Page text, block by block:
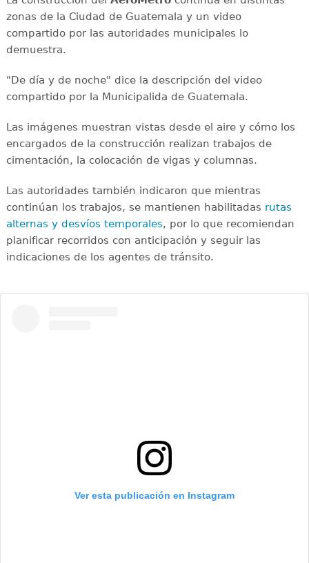
zonas de la Ciudad de Guatemala y un video
compartido por las autoridades municipales lo
demuestra.
"De día y de noche" dice la descripción del video
compartido por la Municipalida de Guatemala.
Las imágenes muestran vistas desde el aire y cómo los
encargados de la construcción realizan trabajos de
cimentación, la colocación de vigas y columnas.
Las autoridades también indicaron que mientras
continúan los trabajos, se mantienen habilitadas rutas
alternas y desvíos temporales, por lo que recomiendan
planificar recorridos con anticipación y seguir las
indicaciones de los agentes de tránsito.
Ver esta publicación en Instagram